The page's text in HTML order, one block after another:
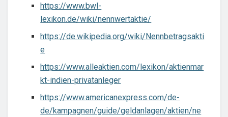
https://www.bwl-
lexikon.de/wiki/nennwertaktie/
https://de.wikipedia.org/wiki/Nennbetragsakti
e
https://www.alleaktien.com/lexikon/aktienmar
kt-indien-privatanleger
https://www.americanexpress.com/de-
de/kampagnen/guide/geldanlagen/aktien/ne